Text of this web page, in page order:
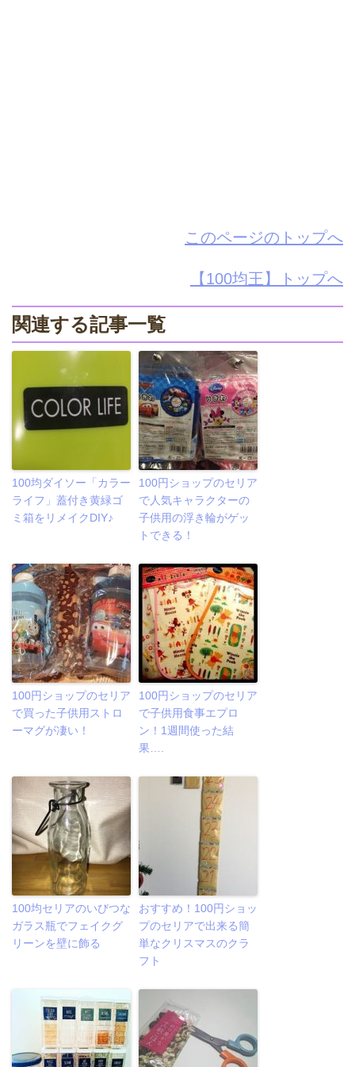
このページのトップへ
【100均王】トップへ
関連する記事一覧
100均ダイソー「カラー
ライフ」蓋付き黄緑ゴ
ミ箱をリメイクDIY♪
100円ショップのセリア
で人気キャラクターの
子供用の浮き輪がゲッ
トできる！
100円ショップのセリア
で買った子供用ストロ
ーマグが凄い！
100円ショップのセリア
で子供用食事エプロ
ン！1週間使った結
果….
100均セリアのいびつな
ガラス瓶でフェイクグ
リーンを壁に飾る
おすすめ！100円ショッ
プのセリアで出来る簡
単なクリスマスのクラ
フト